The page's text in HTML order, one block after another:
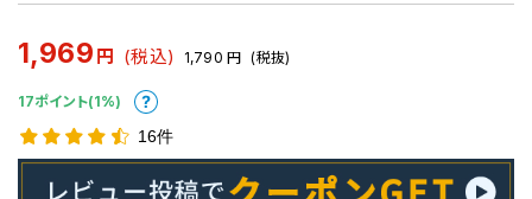
1,969 円 (税込) 1,790 円 (税抜)
17ポイント(1%)
16件